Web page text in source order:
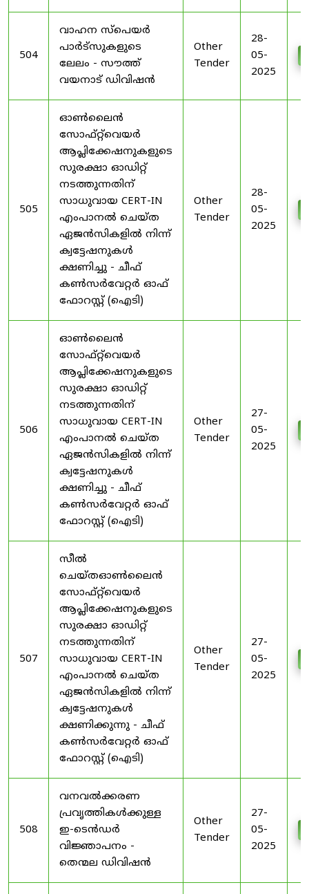
504
വാഹന സ്പെയർ
പാർട്‌സുകളുടെ
ലേലം - സൗത്ത്
വയനാട് ഡിവിഷൻ
Other
Tender
28-
05-
2025
505
ഓൺലൈൻ
സോഫ്റ്റ്‌വെയർ
ആപ്ലിക്കേഷനുകളുടെ
സുരക്ഷാ ഓഡിറ്റ്
നടത്തുന്നതിന്
സാധുവായ CERT-IN
എംപാനൽ ചെയ്ത
ഏജൻസികളിൽ നിന്ന്
ക്വട്ടേഷനുകൾ
ക്ഷണിച്ചു - ചീഫ്
കൺസർവേറ്റർ ഓഫ്
ഫോറസ്റ്റ് (ഐടി)
Other
Tender
28-
05-
2025
506
ഓൺലൈൻ
സോഫ്റ്റ്‌വെയർ
ആപ്ലിക്കേഷനുകളുടെ
സുരക്ഷാ ഓഡിറ്റ്
നടത്തുന്നതിന്
സാധുവായ CERT-IN
എംപാനൽ ചെയ്ത
ഏജൻസികളിൽ നിന്ന്
ക്വട്ടേഷനുകൾ
ക്ഷണിച്ചു - ചീഫ്
കൺസർവേറ്റർ ഓഫ്
ഫോറസ്റ്റ് (ഐടി)
Other
Tender
27-
05-
2025
507
സീൽ
ചെയ്തഓൺലൈൻ
സോഫ്റ്റ്‌വെയർ
ആപ്ലിക്കേഷനുകളുടെ
സുരക്ഷാ ഓഡിറ്റ്
നടത്തുന്നതിന്
സാധുവായ CERT-IN
എംപാനൽ ചെയ്ത
ഏജൻസികളിൽ നിന്ന്
ക്വട്ടേഷനുകൾ
ക്ഷണിക്കുന്നു - ചീഫ്
കൺസർവേറ്റർ ഓഫ്
ഫോറസ്റ്റ് (ഐടി)
Other
Tender
27-
05-
2025
508
വനവൽക്കരണ
പ്രവൃത്തികൾക്കുള്ള
ഇ-ടെൻഡർ
വിജ്ഞാപനം -
തെന്മല ഡിവിഷൻ
Other
Tender
27-
05-
2025